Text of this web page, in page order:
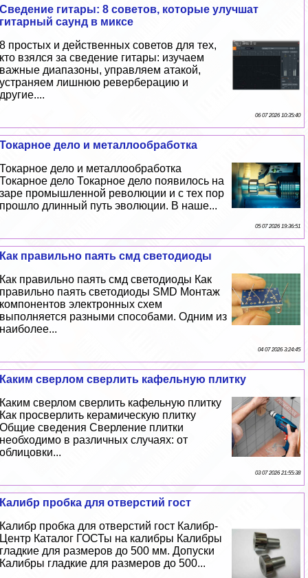
Сведение гитары: 8 советов, которые улучшат
гитарный саунд в миксе
8 простых и действенных советов для тех,
кто взялся за сведение гитары: изучаем
важные диапазоны, управляем атакой,
устраняем лишнюю реверберацию и
другие....
06 07 2026 10:35:40
Токарное дело и металлообработка
Токарное дело и металлообработка
Токарное дело Токарное дело появилось на
заре промышленной революции и с тех пор
прошло длинный путь эволюции. В наше...
05 07 2026 19:36:51
Как правильно паять смд светодиоды
Как правильно паять смд светодиоды Как
правильно паять светодиоды SMD Монтаж
компонентов электронных схем
выполняется разными способами. Одним из
наиболее...
04 07 2026 3:24:45
Каким сверлом сверлить кафельную плитку
Каким сверлом сверлить кафельную плитку
Как просверлить керамическую плитку
Общие сведения Сверление плитки
необходимо в различных случаях: от
облицовки...
03 07 2026 21:55:38
Калибр пробка для отверстий гост
Калибр пробка для отверстий гост Калибр-
Центр Каталог ГОСТы на калибры Калибры
гладкие для размеров до 500 мм. Допуски
Калибры гладкие для размеров до 500...